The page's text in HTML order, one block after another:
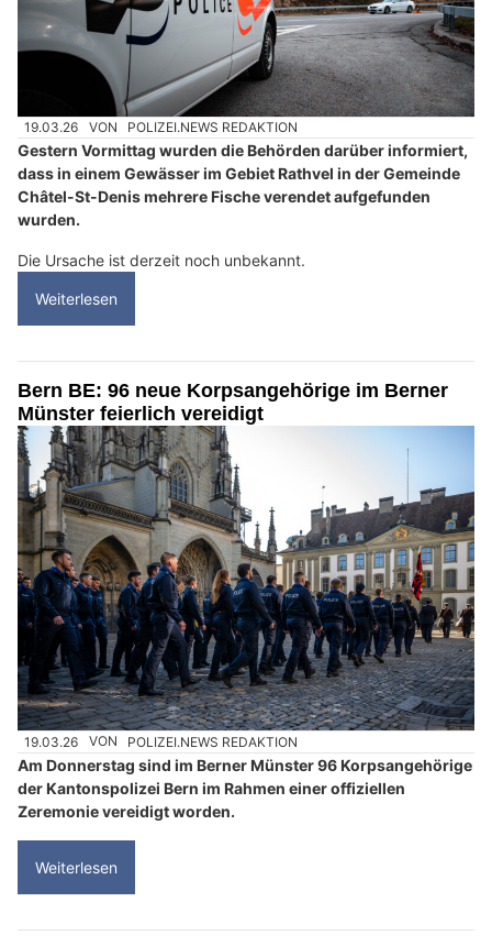
19.03.26 VON POLIZEI.NEWS REDAKTION
Gestern Vormittag wurden die Behörden darüber informiert,
dass in einem Gewässer im Gebiet Rathvel in der Gemeinde
Châtel-St-Denis mehrere Fische verendet aufgefunden
wurden.
Die Ursache ist derzeit noch unbekannt.
Weiterlesen
Bern BE: 96 neue Korpsangehörige im Berner
Münster feierlich vereidigt
19.03.26 VON POLIZEI.NEWS REDAKTION
Am Donnerstag sind im Berner Münster 96 Korpsangehörige
der Kantonspolizei Bern im Rahmen einer offiziellen
Zeremonie vereidigt worden.
Weiterlesen